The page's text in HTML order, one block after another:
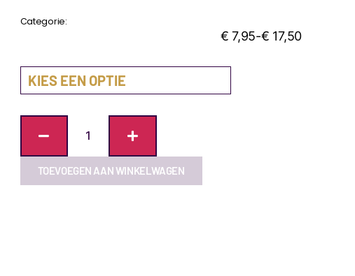
Categorie:
€ 7,95-€ 17,50
TOEVOEGEN AAN WINKELWAGEN